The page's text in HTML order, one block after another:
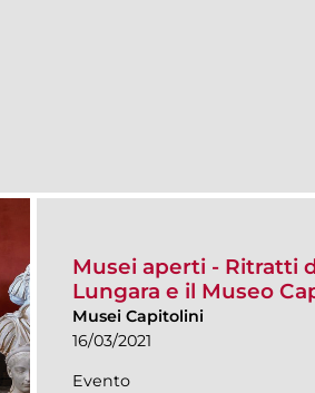
Musei aperti - Ritratti
Lungara e il Museo
Musei Capitolini
16/03/2021
Evento